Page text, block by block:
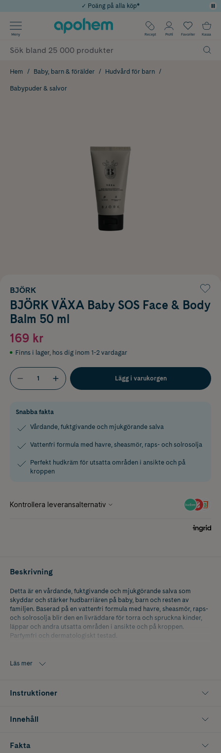
Årets Butik 2025 inom Skönhet
Använd kod: SOMMAR20 för 20% över 649kr
✓ Rådgivning från farmaceuter & hudterapeuter
✓ Poäng på alla köp*
Meny Recept Profil Favoriter Kassa
Hem Baby, barn & förälder Hudvård för barn
Babypuder & salvor
BJÖRK
BJÖRK VÄXA Baby SOS Face & Body
Balm 50 ml
169 kr
Finns i lager, hos dig inom 1-2 vardagar
Lägg i varukorgen
Snabba fakta
Vårdande, fuktgivande och mjukgörande salva
Vattenfri formula med havre, sheasmör, raps- och solrosolja
Perfekt hudkräm för utsatta områden i ansikte och på
kroppen
Beskrivning
Detta är en vårdande, fuktgivande och mjukgörande salva som
skyddar och stärker hudbarriären på baby, barn och resten av
familjen. Baserad på en vattenfri formula med havre, sheasmör, raps-
och solrosolja blir den en livräddare för torra och spruckna kinder,
läppar och andra utsatta områden i ansikte och på kroppen.
Parfymfri och dermatologiskt testad.
Läs mer
Instruktioner
Innehåll
Fakta